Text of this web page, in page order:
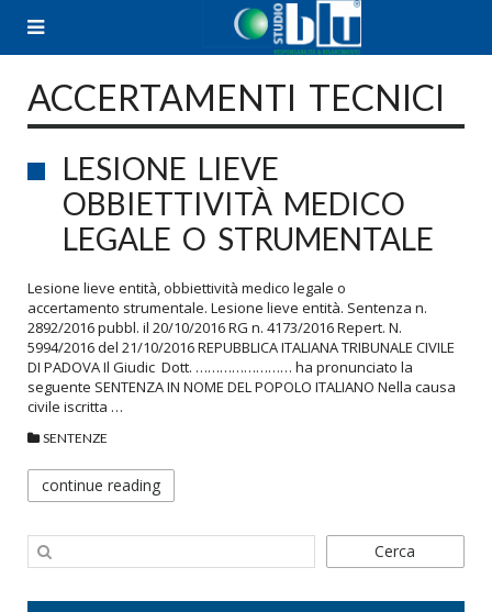
ACCERTAMENTI TECNICI
LESIONE LIEVE
OBBIETTIVITÀ MEDICO
LEGALE O STRUMENTALE
Lesione lieve entità, obbiettività medico legale o
accertamento strumentale. Lesione lieve entità. Sentenza n.
2892/2016 pubbl. il 20/10/2016 RG n. 4173/2016 Repert. N.
5994/2016 del 21/10/2016 REPUBBLICA ITALIANA TRIBUNALE CIVILE
DI PADOVA Il Giudic Dott. …………………… ha pronunciato la
seguente SENTENZA IN NOME DEL POPOLO ITALIANO Nella causa
civile iscritta …
SENTENZE
continue reading
Cerca